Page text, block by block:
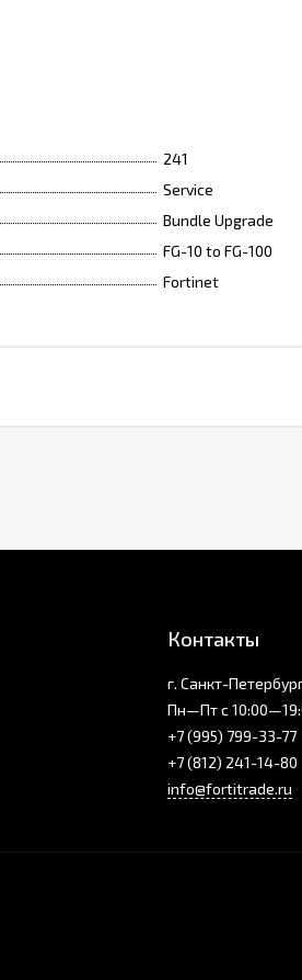
241
Service
Bundle Upgrade
FG-10 to FG-100
Fortinet
Контакты
г. Санкт-
Пн—Пт с
+7 (995) 799-33-77
+7 (812) 241-14-80
info@fortitrade.ru